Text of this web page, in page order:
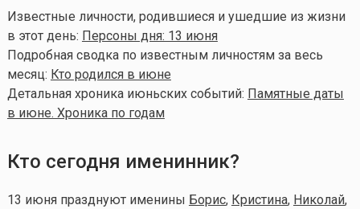
Известные личности, родившиеся и ушедшие из жизни
в этот день: Персоны дня: 13 июня
Подробная сводка по известным личностям за весь
месяц: Кто родился в июне
Детальная хроника июньских событий: Памятные даты
в июне. Хроника по годам
Кто сегодня именинник?
13 июня празднуют именины Борис, Кристина, Николай,